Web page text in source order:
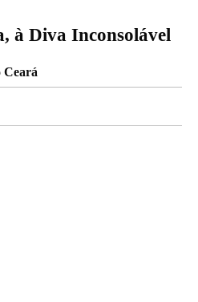
à Diva Inconsolável